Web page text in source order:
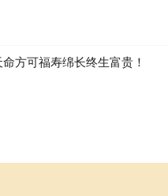
方可福寿绵长终生富贵！